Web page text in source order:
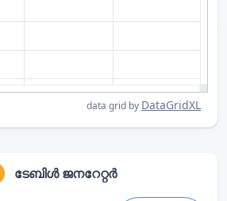
data grid by DataGridXL
ടേബിൾ ജനറേറ്റർ